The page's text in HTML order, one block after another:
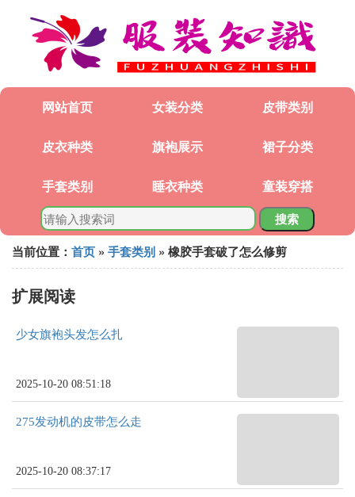
网站首页 女装分类 皮带类别
皮衣种类 旗袍展示 裙子分类
手套类别 睡衣种类 童装穿搭
搜索
当前位置： 首页 » 手套类别 » 橡胶手套破了怎么修剪
扩展阅读
少女旗袍头发怎么扎
2025-10-20 08:51:18
275发动机的皮带怎么走
2025-10-20 08:37:17